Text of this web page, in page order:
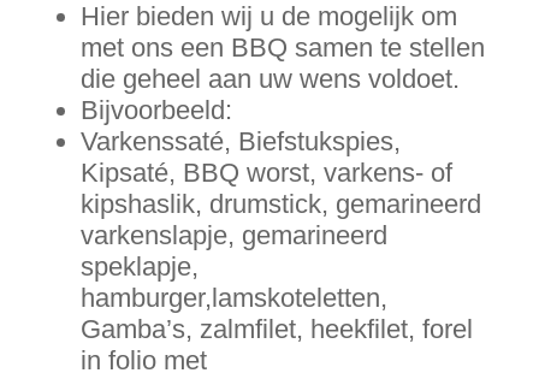
Hier bieden wij u de mogelijk om
met ons een BBQ samen te stellen
die geheel aan uw wens voldoet.
Bijvoorbeeld:
Varkenssaté, Biefstukspies,
Kipsaté, BBQ worst, varkens- of
kipshaslik, drumstick, gemarineerd
varkenslapje, gemarineerd
speklapje,
hamburger,lamskoteletten,
Gamba’s, zalmfilet, heekfilet, forel
in folio met